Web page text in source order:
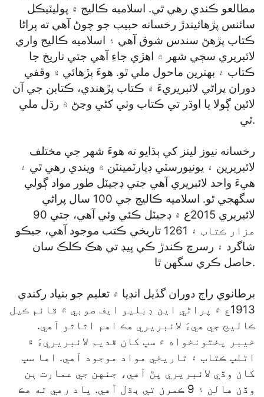
مطالعو ڪندي رهي ٿي. اسلاميه ڪاليج ۾ پوليٽيڪل
سائنس پڙهائيندڙ رخسانه حبيب جو چوڻ آهي ته پراڻا
ڪتاب پڙهڻ سندس شوق آهي ۽ اسلاميه ڪاليج واري
لائبريري سڄي شهر ۾ اهڙي جاءِ آهي جتي تاريخ جا
ڪتاب ۽ بهترين ماحول ملي ٿو. هوءَ پڙهائي ۾ وقفي
دوران پراڻي لائبريريءَ ۾ ڪتاب پڙهندي، ڪتابن جي آن
لائين ڳولا يا اوڌر تي ڪتاب وٺي کڻي وڃڻ ۾ رڌل ملي
ٿي.
رخسانه نيوز لينز کي ٻڌايو ته هوءَ شهر جي مختلف
لائبريرين ۽ يونيورسٽي ڊپارٽمينٽن ۾ ويندي رهي ٿي ۽
هيءَ واحد لائبريري آهي جتي ڊجيٽل طور مواد ڳولي
سگهجي ٿو. اسلاميه ڪاليج جي 100 سال پراڻي
لائبريري 2015ع ۾ ڊجيٽل ڪئي وئي آهي، جتي 90
هزار ڪتاب ۽ 1261 تاريخي ڪتب موجود آهي، جيڪو
شاگرد ۽ رسرچ ڪندڙ ڪي پيڊ تي هڪ ڪلڪ سان
حاصل ڪري سگهن ٿا.
برطانوي راڄ دوران گڏيل انڊيا ۾ تعليم جو بنياد رکندي
1913ع ۾ پراڻي اين ڊبليو ايف صوبي ۾ قائم ڪيل
ڪاليج جي هيءَ لائبريري هڪ اهم اثاثو آهي.
خيبر پختونخواه ۾ سڀ کان قديم لائبريريءَ ۾
اڻلڀ ڪتاب ۽ تاريخي مواد موجود آهي. اها سڀ
کان وڏي لائبريري پڻ آهي، جنهن جي عمارت ٻن
وڏن هالن ۽ 9 ڪمرن تي ٻڌل آهي. ياد رهي ته هڪ